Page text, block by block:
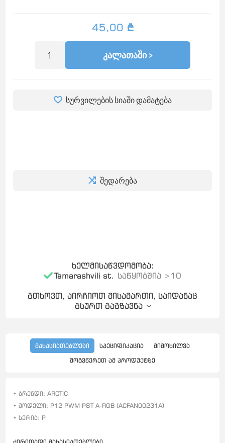
45,00 ₾
ᲙᲐᲚᲐᲗᲐᲨᲘ >
სურვილების სიაში დამატება
შედარება
ხელმისაწვდომობა:
Tamarashvili st. საწყობშია >10
გთხოვთ, აირჩიოთ მისამართი, საიდანაც
გსურთ გაგზავნა
მახასიათებლები სპეციფიკაცია
მიმოხილვა
მოგვწერეთ ამ პროდუქტზე
• ბრენდი: ARCTIC
• მოდელი: P12 PWM PST A-RGB (ACFAN00231A)
• სერია: P